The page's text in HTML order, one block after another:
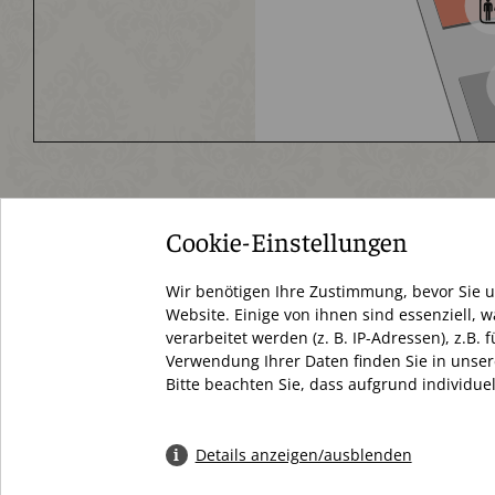
Schloßstraße 34
12163 Berlin
+49 (0) 30 66 69 12 27
info@dasschloss.de
Cookie-Einstellungen
Wir benötigen Ihre Zustimmung, bevor Sie
Website. Einige von ihnen sind essenziell,
verarbeitet werden (z. B. IP-Adressen),
Verwendung Ihrer Daten finden Sie in
Bitte beachten Sie, dass aufgrund
Details anzeigen/ausblenden